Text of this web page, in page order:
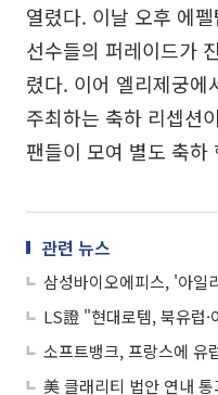
열렸다. 이날 오후 에
선수들의 퍼레이드가
렸다. 이어 엘리제궁에
주최하는 축하 리셉션
팬들이 모여 별도 축하
관련 뉴스
삼성바이오에피스, '아일
소프트뱅크, 프랑스에 유